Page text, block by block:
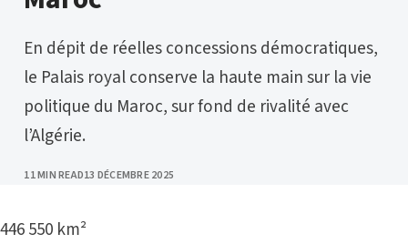
En dépit de réelles concessions démocratiques,
le Palais royal conserve la haute main sur la vie
politique du Maroc, sur fond de rivalité avec
l’Algérie.
11 MIN READPUBLISHED
13 DÉCEMBRE 2025
446 550 km²